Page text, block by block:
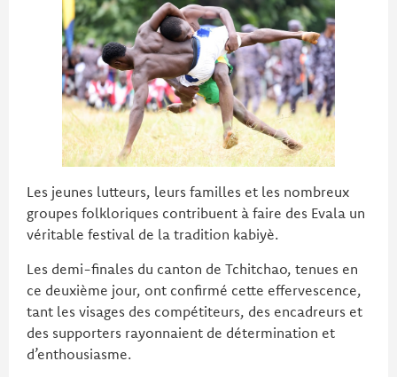
Les jeunes lutteurs, leurs familles et les nombreux
groupes folkloriques contribuent à faire des Evala un
véritable festival de la tradition kabiyè.
Les demi-finales du canton de Tchitchao, tenues en
ce deuxième jour, ont confirmé cette effervescence,
tant les visages des compétiteurs, des encadreurs et
des supporters rayonnaient de détermination et
d’enthousiasme.